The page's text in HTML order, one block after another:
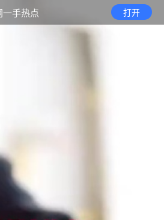
一手热点 打开